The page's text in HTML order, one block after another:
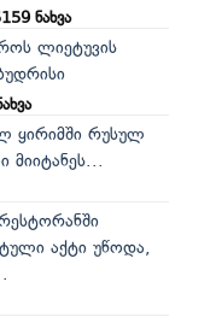
ნახვა
ლიეტუვის
ყირიმში რუსულ
მიიტანეს...
აქტი უწოდა,